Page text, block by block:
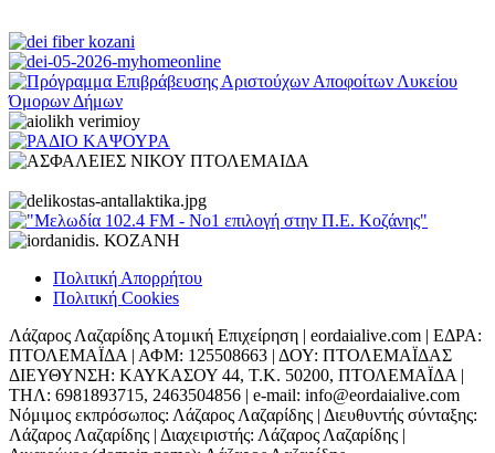
Πολιτική Απορρήτου
Πολιτική Cookies
Λάζαρος Λαζαρίδης Ατομική Επιχείρηση | eordaialive.com | ΕΔΡΑ:
ΠΤΟΛΕΜΑΪΔΑ | ΑΦΜ: 125508663 | ΔΟΥ: ΠΤΟΛΕΜΑΪΔΑΣ
ΔΙΕΥΘΥΝΣΗ: ΚΑΥΚΑΣΟΥ 44, Τ.Κ. 50200, ΠΤΟΛΕΜΑΪΔΑ |
ΤΗΛ: 6981893715, 2463504856 | e-mail: info@eordaialive.com
Νόμιμος εκπρόσωπος: Λάζαρος Λαζαρίδης | Διευθυντής σύνταξης:
Λάζαρος Λαζαρίδης | Διαχειριστής: Λάζαρος Λαζαρίδης |